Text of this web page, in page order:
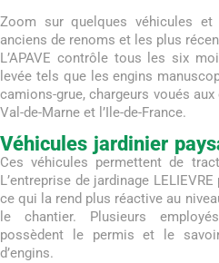
Zoom sur quelques véhicules
anciens de renoms et les plus
L’APAVE contrôle tous les six
levée tels que les engins
camions-grue, chargeurs voués
Val-de-Marne et l’Ile-de-France.
Véhicules jardinier
Ces véhicules permettent de
L’entreprise de jardinage
ce qui la rend plus réactive au
le chantier. Plusieurs
possèdent le permis et le
d’engins.